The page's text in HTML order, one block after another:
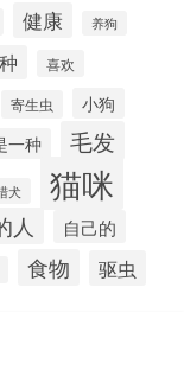
健康 养狗
喜欢
寄生虫 小狗
一种 毛发
犬 猫咪
人 自己的
食物 驱虫